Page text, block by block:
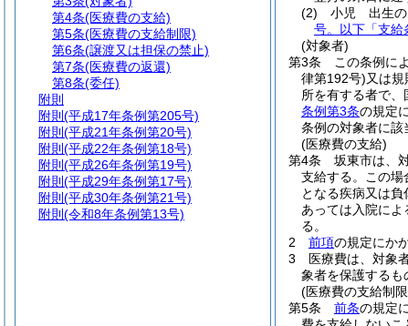
(2)
小児 出生の
号。以下「支給
(対象者)
第3条
この条例に
律第192号)又は
所を有する者で
条例第3条の規定
条例の対象者に該
(医療費の支給)
第4条
坂東市は、
支給する。
この場
となる疾病又は
あっては入院に
る。
2
前項の規定にか
3
医療費は、対象
象者を保護するも
(医療費の支給制
第5条
前条の規定
第4条(医療費の支給)
第5条(医療費の支給制限)
第6条(譲渡又は担保の禁止)
第7条(医療費の返還)
第8条(委任)
附則
附則 (平成17年条例第205号)
附則 (平成21年条例第20号)
附則 (平成22年条例第18号)
附則 (平成26年条例第19号)
附則 (平成29年条例第17号)
附則 (平成30年条例第21号)
附則 (令和8年条例第13号)